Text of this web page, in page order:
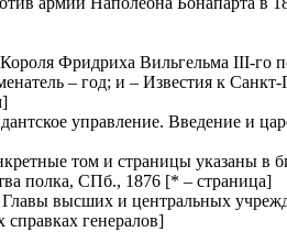
Фридриха Вильгельма III-го
– год; и – Известия к
управление. Введение и
том и страницы указаны в
полка, СПб., 1876 [* – страница]
высших и центральных
генералов]